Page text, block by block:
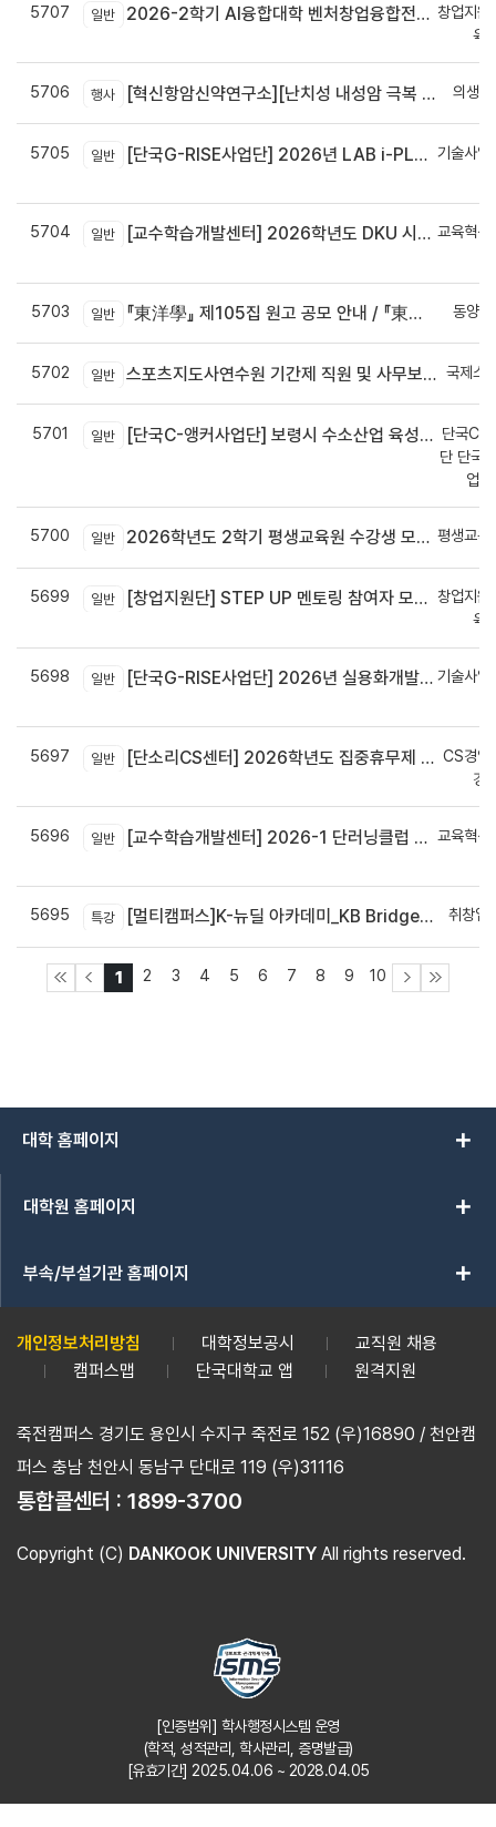
5707 일반 2026-2학기 AI융합대학 벤처창업융합전공 안내
창업지원
육
5706 행사 [혁신항암신약연구소][난치성 내성암 극복 차세대 신약개발 글로벌 사업단] 심포지엄 8월 24일 ~ 25일 의생
5705 일반 [단국G-RISE사업단] 2026년 LAB i-PLUG 프로그램 과제 공고(~10.9.(금)까지)
기술사업
5704 일반 [교수학습개발센터] 2026학년도 DKU 시그니처 교수법 적용 교과목 개발 신청 안내
교육혁신
5703 일반 『東洋學』 제105집 원고 공모 안내 / 『東洋學』第105輯征稿启事 / Call for Papers : The Oriental Studies, the 105th Issue 동양
5702 일반 스포츠지도사연수원 기간제 직원 및 사무보조원 채용 공고 국제스
5701 일반 [단국C-앵커사업단] 보령시 수소산업 육성을 위한 기업 지원사업 모집공고
단국C-
단 단국
업
5700 일반 2026학년도 2학기 평생교육원 수강생 모집안내 평생교육
5699 일반 [창업지원단] STEP UP 멘토링 참여자 모집(~7월 29일)
창업지원
육
5698 일반 [단국G-RISE사업단] 2026년 실용화개발 지원(Grant) 과제 공고_~8/14(금)까지
기술사업
5697 일반 [단소리CS센터] 2026학년도 집중휴무제 안내 (EMS 및 이메일 발송 접수기한 : 7/24(금) 오후 12시까지)
CS경영
경
5696 일반 [교수학습개발센터] 2026-1 단러닝클럽 Best Practice 공모전 결과 안내
교육혁신
5695 특강 [멀티캠퍼스]K-뉴딜 아카데미_KB Bridge 과정 취창업
1 2 3 4 5 6 7 8 9 10
대학 홈페이지 add
대학원 홈페이지 add
부속/부설기관 홈페이지 add
개인정보처리방침 대학정보공시
교직원 채용
캠퍼스맵
단국대학교 앱 원격지원
죽전캠퍼스 경기도 용인시 수지구 죽전로 152 (우)16890 / 천안캠
퍼스 충남 천안시 동남구 단대로 119 (우)31116
통합콜센터 : 1899-3700
Copyright (C) DANKOOK UNIVERSITY All rights reserved.
[인증범위] 학사행정시스템 운영
(학적, 성적관리, 학사관리, 증명발급)
[유효기간] 2025.04.06 ~ 2028.04.05